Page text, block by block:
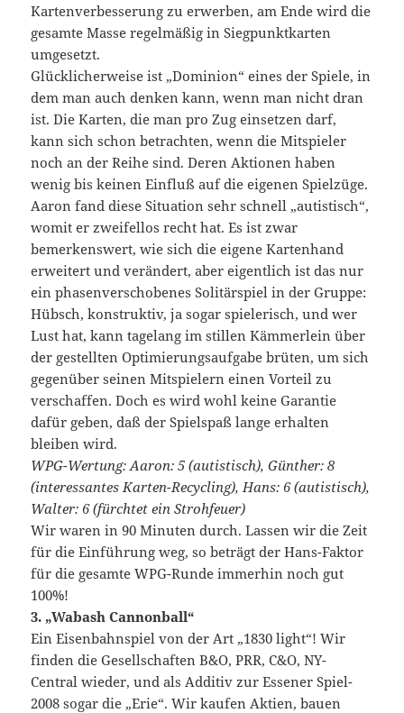
Kartenverbesserung zu erwerben, am Ende wird die
gesamte Masse regelmäßig in Siegpunktkarten
umgesetzt.
Glücklicherweise ist „Dominion“ eines der Spiele, in
dem man auch denken kann, wenn man nicht dran
ist. Die Karten, die man pro Zug einsetzen darf,
kann sich schon betrachten, wenn die Mitspieler
noch an der Reihe sind. Deren Aktionen haben
wenig bis keinen Einfluß auf die eigenen Spielzüge.
Aaron fand diese Situation sehr schnell „autistisch“,
womit er zweifellos recht hat. Es ist zwar
bemerkenswert, wie sich die eigene Kartenhand
erweitert und verändert, aber eigentlich ist das nur
ein phasenverschobenes Solitärspiel in der Gruppe:
Hübsch, konstruktiv, ja sogar spielerisch, und wer
Lust hat, kann tagelang im stillen Kämmerlein über
der gestellten Optimierungsaufgabe brüten, um sich
gegenüber seinen Mitspielern einen Vorteil zu
verschaffen. Doch es wird wohl keine Garantie
dafür geben, daß der Spielspaß lange erhalten
bleiben wird.
WPG-Wertung: Aaron: 5 (autistisch), Günther: 8
(interessantes Karten-Recycling), Hans: 6 (autistisch),
Walter: 6 (fürchtet ein Strohfeuer)
Wir waren in 90 Minuten durch. Lassen wir die Zeit
für die Einführung weg, so beträgt der Hans-Faktor
für die gesamte WPG-Runde immerhin noch gut
100%!
3. „Wabash Cannonball“
Ein Eisenbahnspiel von der Art „1830 light“! Wir
finden die Gesellschaften B&O, PRR, C&O, NY-
Central wieder, und als Additiv zur Essener Spiel-
2008 sogar die „Erie“. Wir kaufen Aktien, bauen